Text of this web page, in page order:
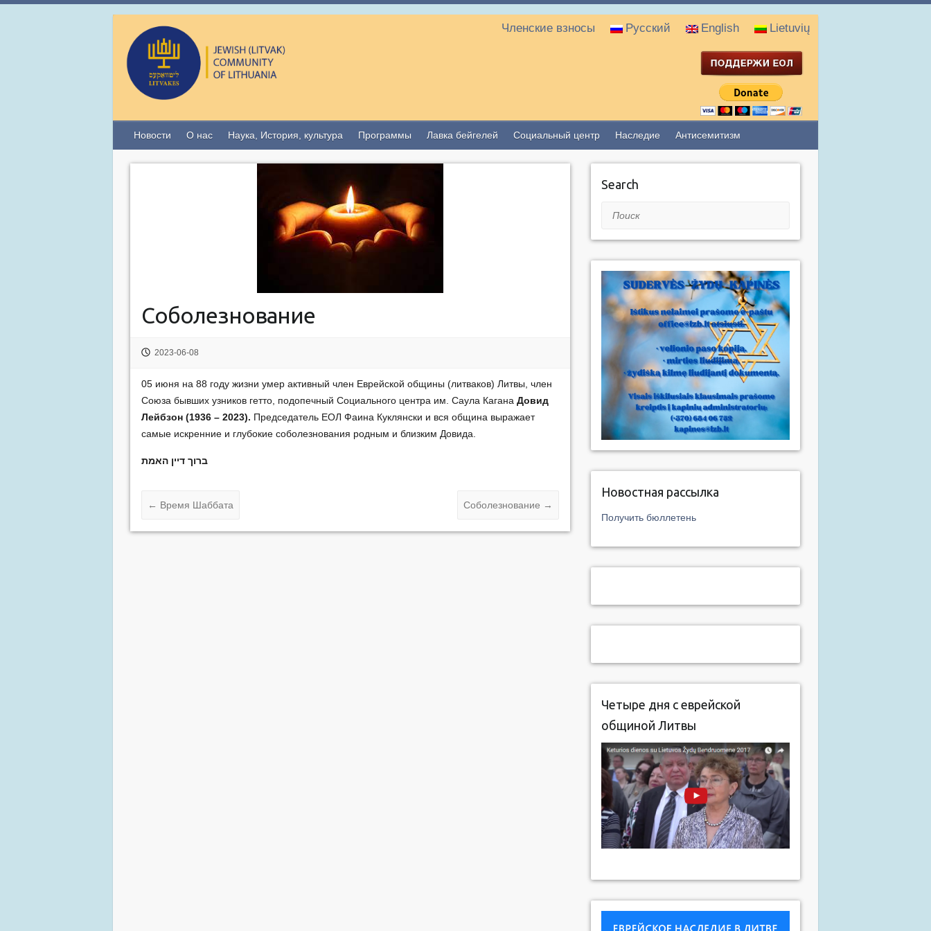
Членские взносы Русский English Lietuvių
Новости О нас Наука, История, культура Программы Лавка бейгелей Социальный центр Наследие Антисемитизм
Соболезнование
2023-06-08
05 июня на 88 году жизни умер активный член Еврейской общины (литваков) Литвы, член
Союза бывших узников гетто, подопечный Социального центра им. Саула КаганаДовид
Лейбзон (1936 – 2023). Председатель ЕОЛ Фаина Куклянски и вся община выражает
самые искренние и глубокие соболезнования родным и близким Довида.
ברוך דיין האמת
← Время Шаббата Соболезнование →
Search
Поиск
Новостная рассылка
Получить бюллетень
Четыре дня с еврейской
общиной Литвы